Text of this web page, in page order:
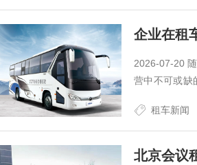
企业在租
2026-07-20
营中不可或缺
服务，选择
和便利外，还
租车新闻